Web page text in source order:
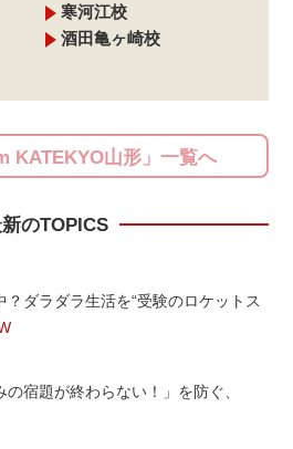
寒河江校
酒田亀ヶ崎校
KATEKYO山形」一覧へ
のTOPICS
？ダラダラ生活を“受験のロケットス
宿題が終わらない！」を防ぐ、